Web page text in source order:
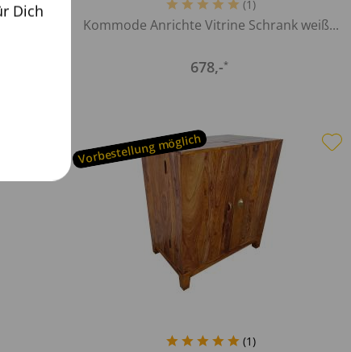
(1 )
Kommode Anrichte Vitrine Schrank weiß...
678,-*
Vorbestellung möglich
(1)
Dich